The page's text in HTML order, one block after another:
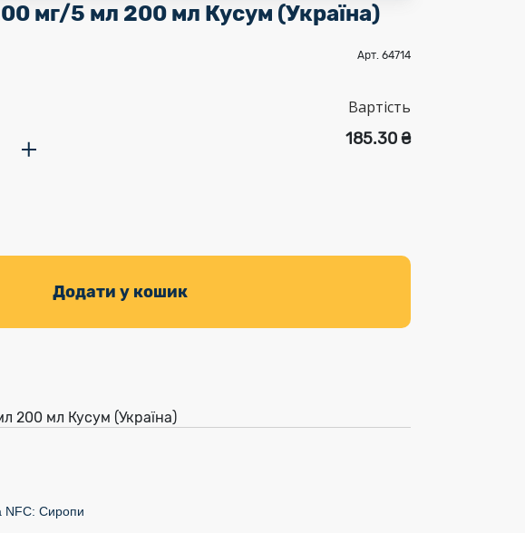
мг/5 мл 200 мл Кусум (Україна)
Арт. 64714
Вартість
185.30 ₴
Додати у кошик
200 мл Кусум (Україна)
NFC: Сиропи